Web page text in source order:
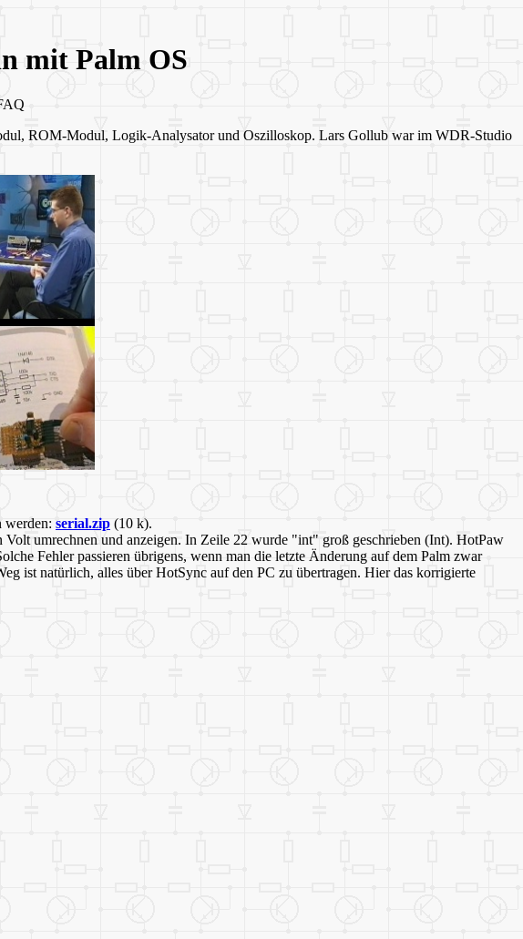
mit Palm OS
ROM-Modul, Logik-Analysator und Oszilloskop. Lars Gollub war im WDR-Studio
werden: serial.zip (10 k).
umrechnen und anzeigen. In Zeile 22 wurde "int" groß geschrieben (Int). HotPaw
Fehler passieren übrigens, wenn man die letzte Änderung auf dem Palm zwar
ist natürlich, alles über HotSync auf den PC zu übertragen. Hier das korrigierte